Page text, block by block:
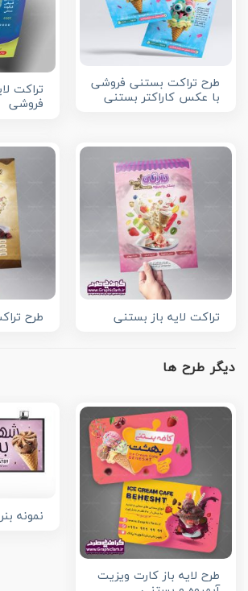
طرح تراکت بستنی فروشی
با عکس کاراکتر بستنی
تراکت
فروشی
تراکت لایه باز بستنی طرح
دیگر طرح ها
طرح لایه باز کارت ویزیت
نمونه